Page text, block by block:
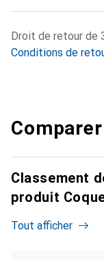
Droit de retour de
Conditions de
Classement
produit
Tout afficher